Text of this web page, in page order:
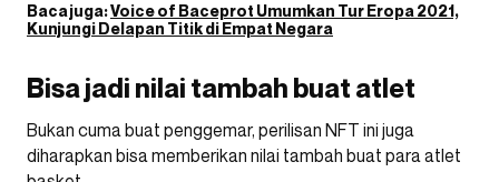
Baca juga:Voice of Baceprot Umumkan Tur Eropa 2021,
Kunjungi Delapan Titik di Empat Negara
Bisa jadi nilai tambah buat atlet
Bukan cuma buat penggemar, perilisan NFT ini juga
diharapkan bisa memberikan nilai tambah buat para atlet